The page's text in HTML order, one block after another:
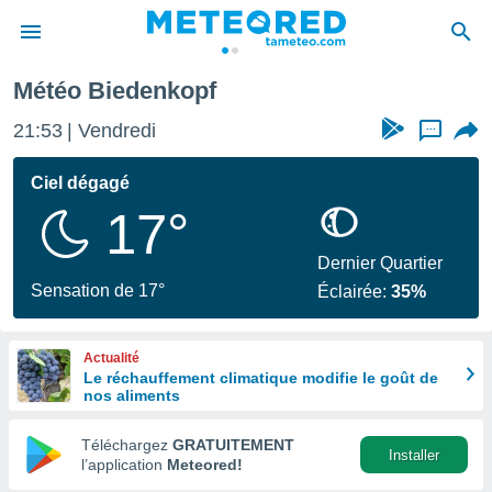
de
en
Météo Biedenkopf
21:53 Vendredi ...
Ciel dégagé
17°
Sensation de 17°
Dernier Quartier
Éclairée:35%
Actualité
Le réchauffement climatique modifie le goût de
nos aliments
Téléchargez GRATUITEMENT
l’application Meteored!
Installer